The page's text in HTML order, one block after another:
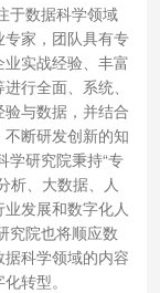
于数据科学领域
家，团队具有专
实战经验、丰富
行全面、系统、
与数据，并结合
断研发创新的知
学研究院秉持“专
析、大数据、人
发展和数字化人
究院也将顺应数
科学领域的内容
转型。